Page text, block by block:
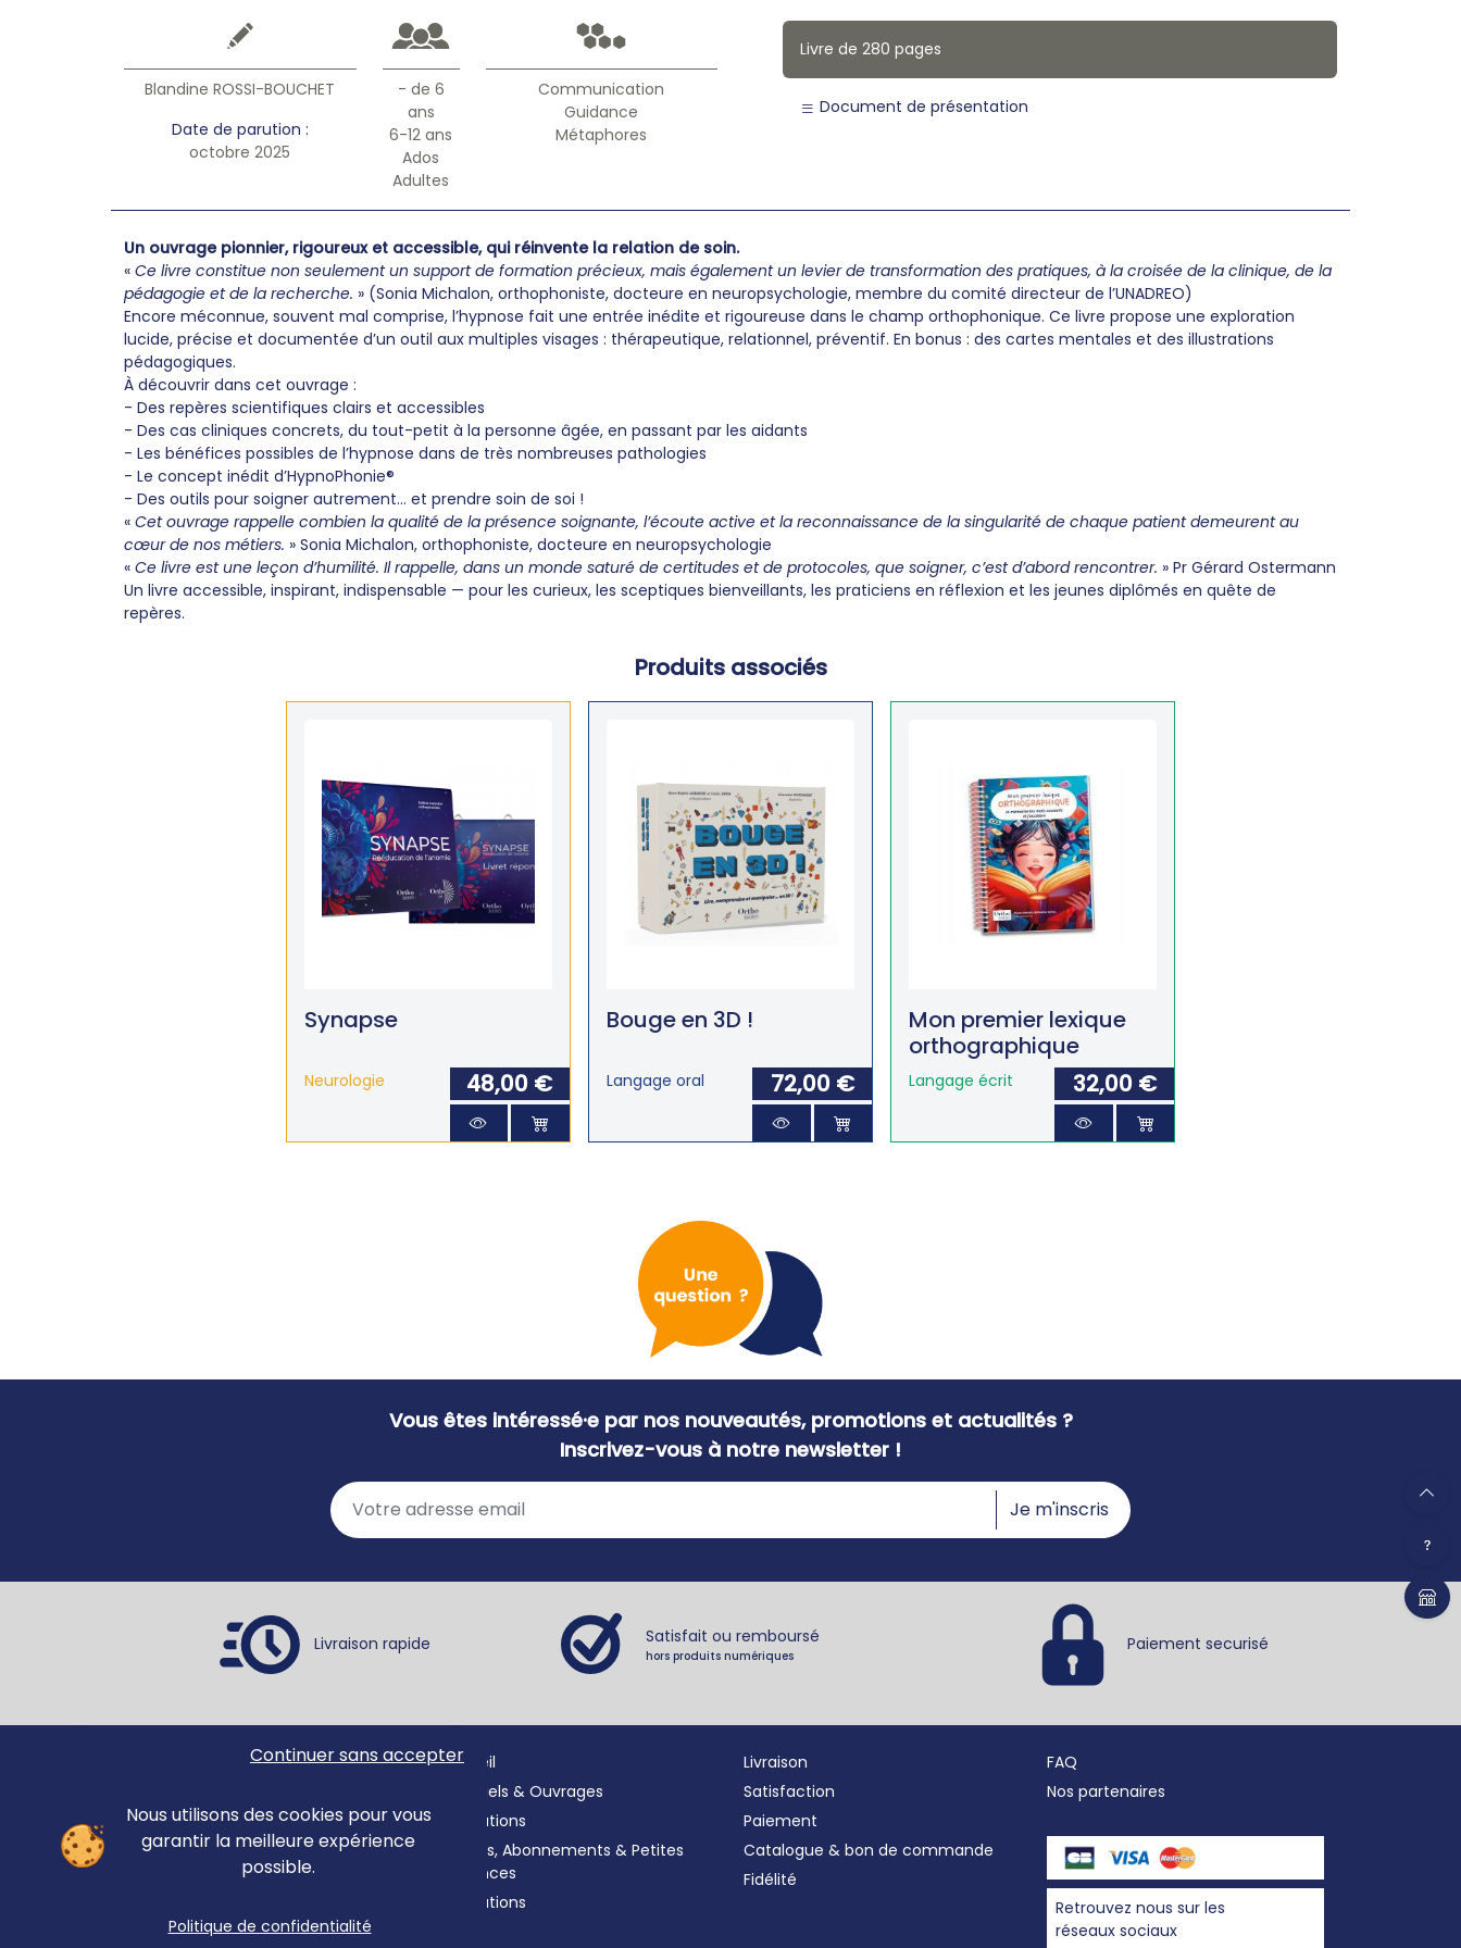
Blandine ROSSI-BOUCHET
Date de parution :
octobre 2025
- de 6
ans
6-12 ans
Ados
Adultes
Communication
Guidance
Métaphores
Livre de 280 pages
Document de présentation
Un ouvrage pionnier, rigoureux et accessible, qui réinvente la relation de soin.
« Ce livre constitue non seulement un support de formation précieux, mais également un levier de transformation des pratiques, à la croisée de la clinique, de la
pédagogie et de la recherche. » (Sonia Michalon, orthophoniste, docteure en neuropsychologie, membre du comité directeur de l’UNADREO)
Encore méconnue, souvent mal comprise, l’hypnose fait une entrée inédite et rigoureuse dans le champ orthophonique. Ce livre propose une exploration
lucide, précise et documentée d’un outil aux multiples visages : thérapeutique, relationnel, préventif. En bonus : des cartes mentales et des illustrations
pédagogiques.
À découvrir dans cet ouvrage :
- Des repères scientifiques clairs et accessibles
- Des cas cliniques concrets, du tout-petit à la personne âgée, en passant par les aidants
- Les bénéfices possibles de l’hypnose dans de très nombreuses pathologies
- Le concept inédit d’HypnoPhonie®
- Des outils pour soigner autrement… et prendre soin de soi !
« Cet ouvrage rappelle combien la qualité de la présence soignante, l’écoute active et la reconnaissance de la singularité de chaque patient demeurent au
cœur de nos métiers. » Sonia Michalon, orthophoniste, docteure en neuropsychologie
« Ce livre est une leçon d’humilité. Il rappelle, dans un monde saturé de certitudes et de protocoles, que soigner, c’est d’abord rencontrer. » Pr Gérard Ostermann
Un livre accessible, inspirant, indispensable — pour les curieux, les sceptiques bienveillants, les praticiens en réflexion et les jeunes diplômés en quête de
repères.
Produits associés
Synapse
Neurologie 48,00 €
Bouge en 3D !
Langage oral 72,00 €
Mon premier lexique
orthographique
Langage écrit 32,00 €
Vous êtes intéressé·e par nos nouveautés, promotions et actualités ?
Inscrivez-vous à notre newsletter !
Je m'inscris
Livraison rapide Satisfait ou remboursé
hors produits numériques
Paiement securisé
62330 ISBERGUES
+33 (0)3 21 61 94 94
Accueil
Matériels & Ouvrages
Évaluations
Revues, Abonnements & Petites
annonces
Formations
Livraison
Satisfaction
Paiement
Catalogue & bon de commande
Fidélité
FAQ
Nos partenaires
Retrouvez nous sur les
réseaux sociaux
Continuer sans accepter
Nous utilisons des cookies pour vous
garantir la meilleure expérience
possible.
Politique de confidentialité